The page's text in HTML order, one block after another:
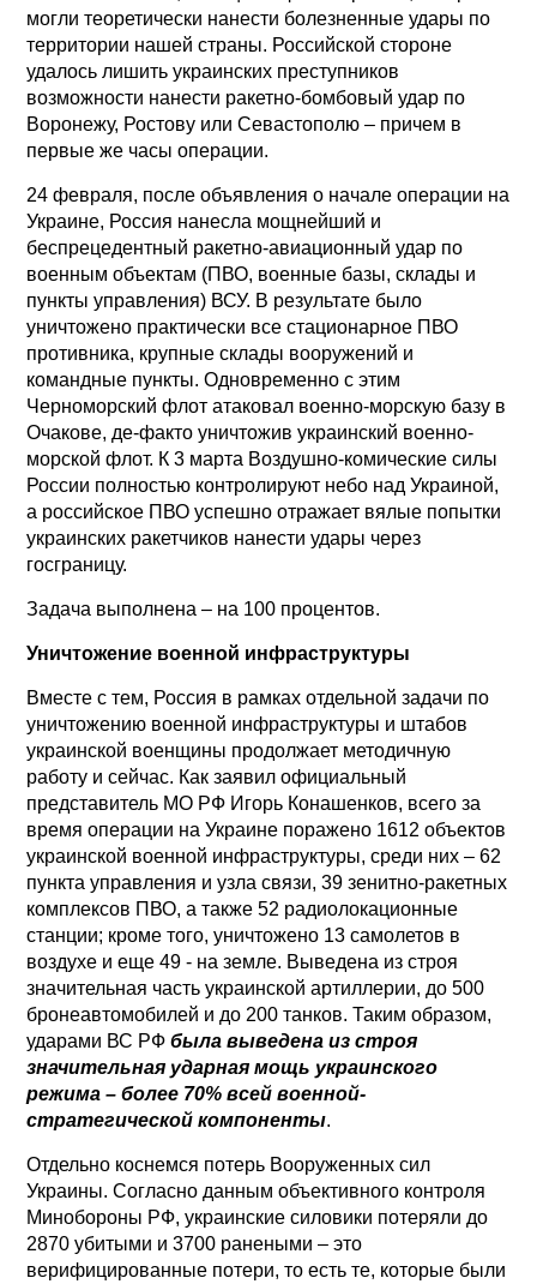
могли теоретически нанести болезненные удары по
территории нашей страны. Российской стороне
удалось лишить украинских преступников
возможности нанести ракетно-бомбовый удар по
Воронежу, Ростову или Севастополю – причем в
первые же часы операции.
24 февраля, после объявления о начале операции на
Украине, Россия нанесла мощнейший и
беспрецедентный ракетно-авиационный удар по
военным объектам (ПВО, военные базы, склады и
пункты управления) ВСУ. В результате было
уничтожено практически все стационарное ПВО
противника, крупные склады вооружений и
командные пункты. Одновременно с этим
Черноморский флот атаковал военно-морскую базу в
Очакове, де-факто уничтожив украинский военно-
морской флот. К 3 марта Воздушно-комические силы
России полностью контролируют небо над Украиной,
а российское ПВО успешно отражает вялые попытки
украинских ракетчиков нанести удары через
госграницу.
Задача выполнена – на 100 процентов.
Уничтожение военной инфраструктуры
Вместе с тем, Россия в рамках отдельной задачи по
уничтожению военной инфраструктуры и штабов
украинской военщины продолжает методичную
работу и сейчас. Как заявил официальный
представитель МО РФ Игорь Конашенков, всего за
время операции на Украине поражено 1612 объектов
украинской военной инфраструктуры, среди них – 62
пункта управления и узла связи, 39 зенитно-ракетных
комплексов ПВО, а также 52 радиолокационные
станции; кроме того, уничтожено 13 самолетов в
воздухе и еще 49 - на земле. Выведена из строя
значительная часть украинской артиллерии, до 500
бронеавтомобилей и до 200 танков. Таким образом,
ударами ВС РФбыла выведена из строя
значительная ударная мощь украинского
режима – более 70% всей военной-
стратегической компоненты.
Отдельно коснемся потерь Вооруженных сил
Украины. Согласно данным объективного контроля
Минобороны РФ, украинские силовики потеряли до
2870 убитыми и 3700 ранеными – это
верифицированные потери, то есть те, которые были